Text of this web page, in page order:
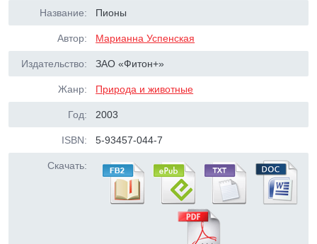
Название: Пионы
Автор: Марианна Успенская
Издательство: ЗАО «Фитон+»
Жанр: Природа и животные
Год: 2003
ISBN: 5-93457-044-7
Скачать: